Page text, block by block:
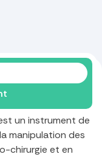
un instrument de
manipulation des
chirurgie et en